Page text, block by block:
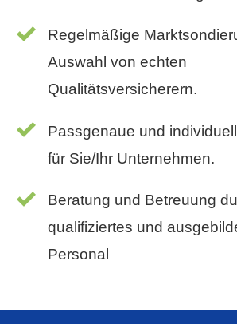
Regelmäßige
Auswahl von echten
Qualitätsversicherern.
Passgenaue und
für Sie/Ihr Unternehmen.
Beratung und Betreuung
qualifiziertes und
Personal